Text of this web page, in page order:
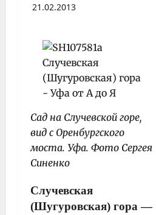
21.02.2013
Сад на Случевской горе,
вид с Оренбургского
моста. Уфа. Фото Сергея
Синенко
Случевская
(Шугуровская) гора—